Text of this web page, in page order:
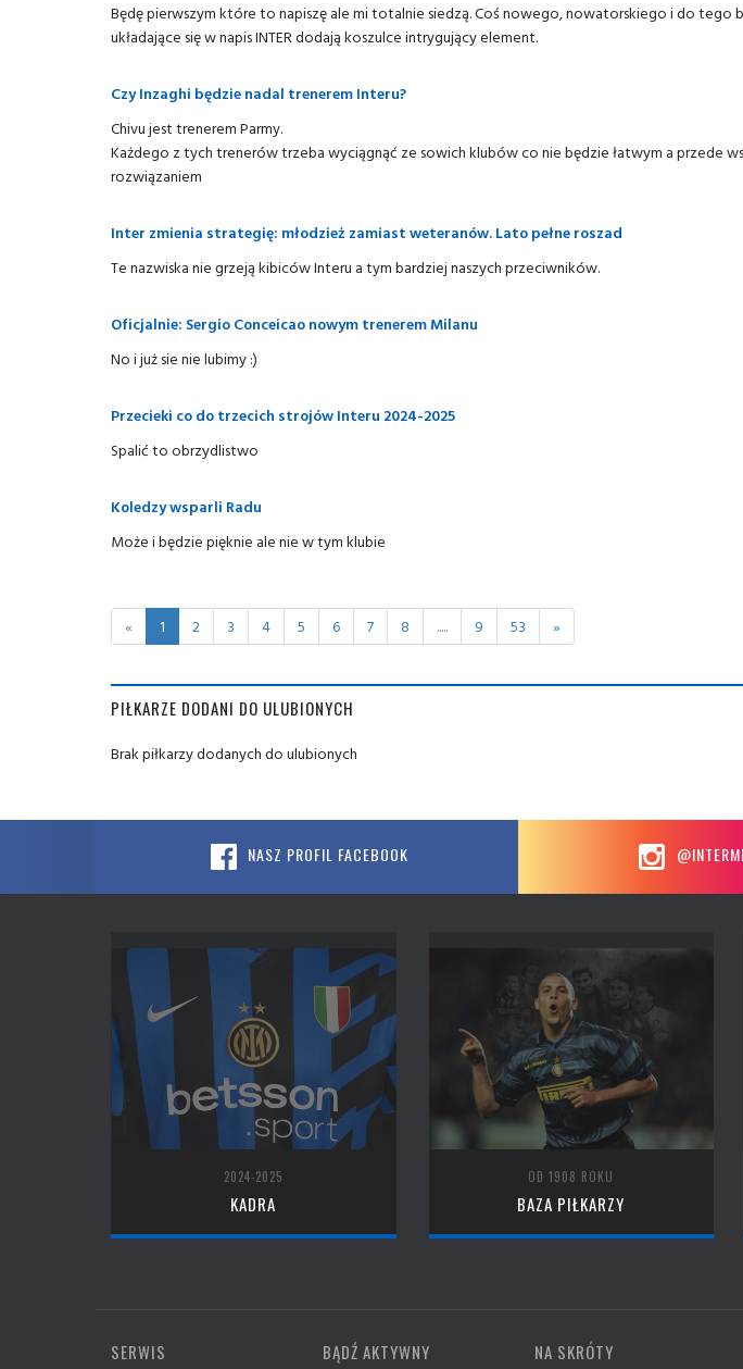
Będę pierwszym które to napiszę ale mi totalnie siedzą. Coś nowego, nowatorskiego i do tego
układające się w napis INTER dodają koszulce intrygujący element.
Czy Inzaghi będzie nadal trenerem Interu?
Chivu jest trenerem Parmy.
Każdego z tych trenerów trzeba wyciągnąć ze sowich klubów co nie będzie łatwym a przede
rozwiązaniem
Inter zmienia strategię: młodzież zamiast weteranów. Lato pełne roszad
Te nazwiska nie grzeją kibiców Interu a tym bardziej naszych przeciwników.
Oficjalnie: Sergio Conceicao nowym trenerem Milanu
No i już sie nie lubimy :)
Przecieki co do trzecich strojów Interu 2024-2025
Spalić to obrzydlistwo
Koledzy wsparli Radu
Może i będzie pięknie ale nie w tym klubie
« 1 2 3 4 5 6 7 8 ..... 9 53 »
PIŁKARZE DODANI DO ULUBIONYCH
Brak piłkarzy dodanych do ulubionych
NASZ PROFIL FACEBOOK
2024-2025
KADRA
OD 1908 ROKU
BAZA PIŁKARZY
SERWIS BĄDŹ AKTYWNY NA SKRÓTY